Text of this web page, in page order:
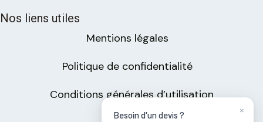
Nos liens utiles
Mentions légales
Politique de confidentialité
Conditions générales d’utilisation
×
Besoin d'un devis ?